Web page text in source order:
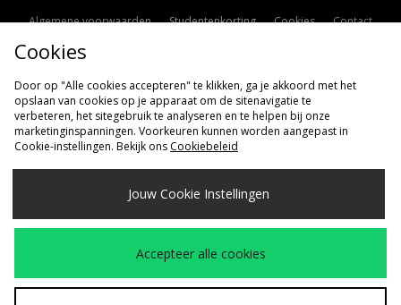
Algemene voorwaarden Studentenkorting Cookies
Contact
Cookie Instellingen
Verzenden Naar
Nederland
Wij accepteren de volgende betaalmethoden
Cookies
Door op "Alle cookies accepteren" te klikken, ga je akkoord met het
opslaan van cookies op je apparaat om de sitenavigatie te
verbeteren, het sitegebruik te analyseren en te helpen bij onze
marketinginspanningen. Voorkeuren kunnen worden aangepast in
Cookie-instellingen. Bekijk ons Cookiebeleid
Jouw Cookie Instellingen
Accepteer alle cookies